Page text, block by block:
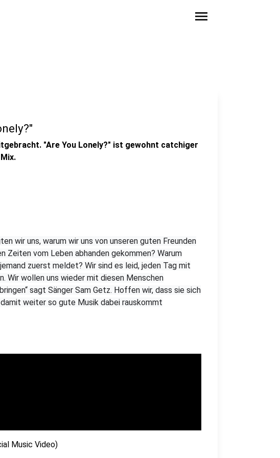
menu
"Are You Lonely?" ist gewohnt catchiger
wir uns, warum wir uns von unseren guten Freunden
Zeiten vom Leben abhanden gekommen? Warum
zuerst meldet? Wir sind es leid, jeden Tag mit
Wir wollen uns wieder mit diesen Menschen
sagt Sänger Sam Getz. Hoffen wir, dass sie sich
weiter so gute Musik dabei rauskommt
Music Video)